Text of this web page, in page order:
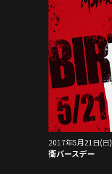
2017年5月21日(日)
衛バースデー